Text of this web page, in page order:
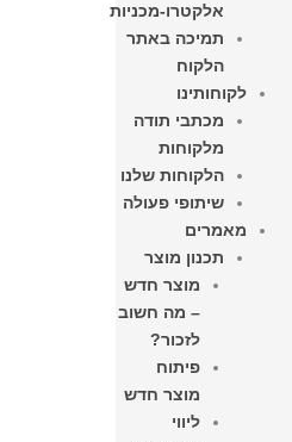
אלקטרו-מכניות
תמיכה באתר
הלקוח
לקוחותינו
מכתבי תודה
מלקוחות
הלקוחות שלנו
שיתופי פעולה
מאמרים
תכנון מוצר
מוצר חדש
– מה חשוב
לזכור?
פיתוח
מוצר חדש
ליווי